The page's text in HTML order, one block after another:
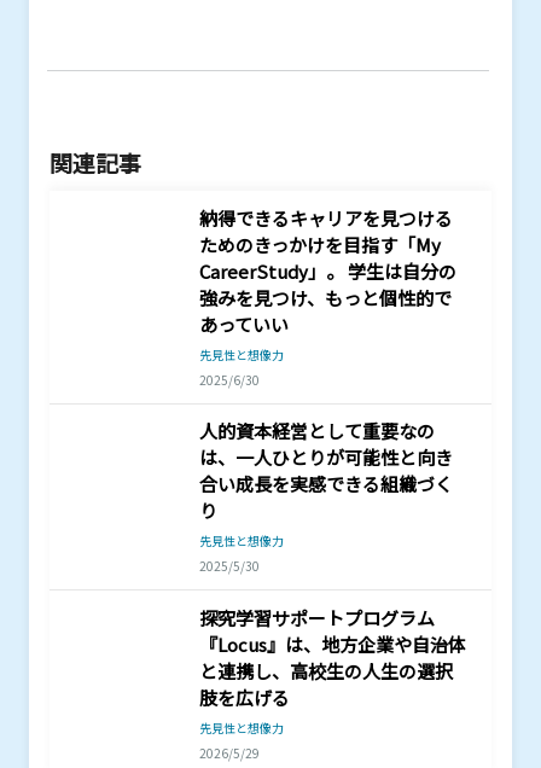
関連記事
納得できるキャリアを見つける
ためのきっかけを目指す「My
CareerStudy」。 学生は自分の
強みを見つけ、もっと個性的で
あっていい
先見性と想像力
2025/6/30
人的資本経営として重要なの
は、一人ひとりが可能性と向き
合い成長を実感できる組織づく
り
先見性と想像力
2025/5/30
探究学習サポートプログラム
『Locus』は、地方企業や自治体
と連携し、高校生の人生の選択
肢を広げる
先見性と想像力
2026/5/29